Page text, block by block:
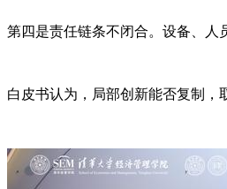
第四是责任链条不闭合。设备、人
白皮书认为，局部创新能否复制，